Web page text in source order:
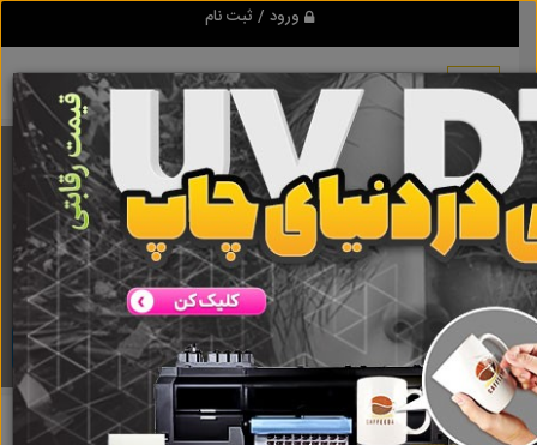
ورود / ثبت نام
برنامه اندروید تبلیغ شو
مرجع نیازمندیها و تبلیغات اینترنتی
دانلود
تبلیغ شو بیمه حوادث نتایج جستجو برای برچسببیمه حوادث